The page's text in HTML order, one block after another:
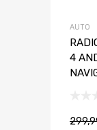
AUTO
4